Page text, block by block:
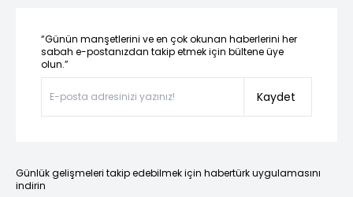
“Günün manşetlerini ve en çok okunan haberlerini her
sabah e-postanızdan takip etmek için bültene üye
olun.”
Kaydet
Günlük gelişmeleri takip edebilmek için habertürk uygulamasını
indirin